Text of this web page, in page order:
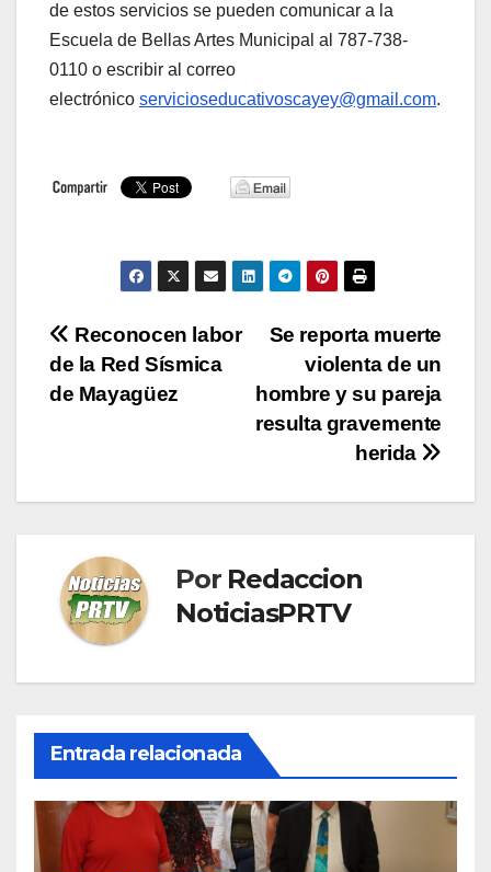
de estos servicios se pueden comunicar a la
Escuela de Bellas Artes Municipal al 787-738-
0110 o escribir al correo
electrónico servicioseducativoscayey@gmail.com.
Navegación
de
Se reporta muerte
violenta de un
hombre y su pareja
resulta gravemente
herida
Reconocen labor
de la Red Sísmica
de Mayagüez
Por Redaccion
NoticiasPRTV
Entrada relacionada